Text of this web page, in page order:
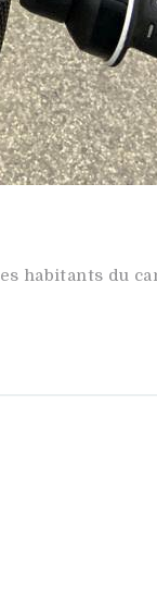
habitants du